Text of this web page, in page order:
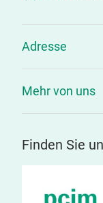
Adresse
Mehr von uns
Finden Sie